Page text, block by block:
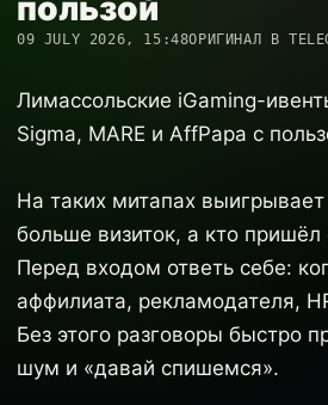
пользой
09 JULY 2026, 15:48ОРИГИНАЛ В
Лимассольские iGaming-
Sigma, MARE и AffPapa с
На таких митапах выигрывает
больше визиток, а кто пришёл
Перед входом ответь себе:
аффилиата, рекламодателя,
Без этого разговоры быстро
шум и «давай спишемся».